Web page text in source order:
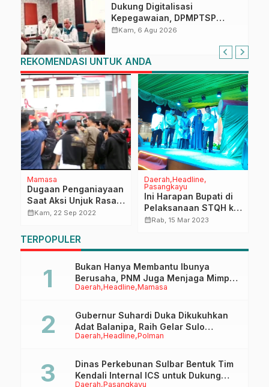
Dukung Digitalisasi
Kepegawaian, DPMPTSP
Sulbar Siap Terapkan Aplikasi
calendar_monthKam, 6 Agu 2026
REKOMENDASI UNTUK ANDA
Mamasa
Dugaan Penganiayaan
Saat Aksi Unjuk Rasa,
Naik Ke Tahab
calendar_monthKam, 22 Sep 2022
Daerah Headline
Pasangkayu
Ini Harapan Bupati di
Pelaksanaan STQH ke
10
calendar_monthRab, 15 Mar 2023
TERPOPULER
Daerah Headline Mamasa
Bukan Hanya Membantu Ibunya
Berusaha, PNM Juga Menjaga Mimpi
Anaknya Untuk Menggapai Cita-Cita
Daerah Headline Polman
Gubernur Suhardi Duka Dikukuhkan
Adat Balanipa, Raih Gelar Sulo
Tappidena
Daerah Pasangkayu
Dinas Perkebunan Sulbar Bentuk Tim
Kendali Internal ICS untuk Dukung